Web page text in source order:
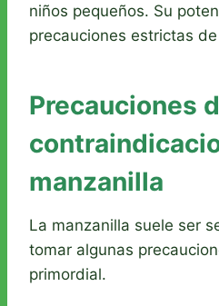
niños pequeños. Su
precauciones estrictas
Precauciones
manzanilla
La manzanilla suele ser
tomar algunas
primordial.